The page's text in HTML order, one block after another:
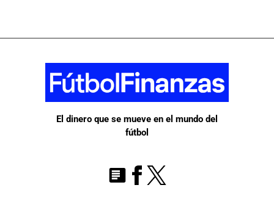
El dinero que se mueve en el mundo del
fútbol